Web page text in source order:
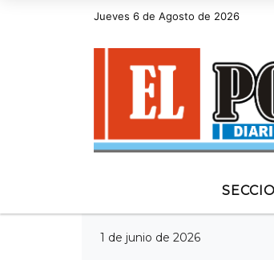
Jueves 6 de Agosto de 2026
Hoy es Jueves 6 de Agosto
1 de junio de 2026